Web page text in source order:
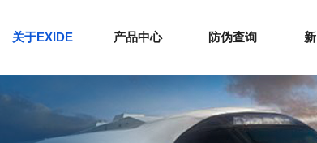
关于EXIDE 产品中心 防伪查询